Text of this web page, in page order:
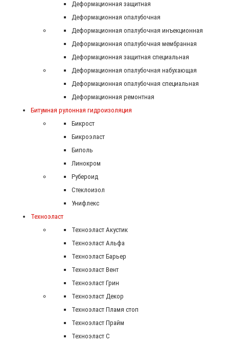
Деформационная защитная
Деформационная опалубочная
Деформационная опалубочная инъекционная
Деформационная опалубочная мембранная
Деформационная защитная специальная
Деформационная опалубочная набухающая
Деформационная опалубочная специальная
Деформационная ремонтная
Битумная рулонная гидроизоляция
Бикрост
Бикроэласт
Биполь
Линокром
Рубероид
Стеклоизол
Унифлекс
Техноэласт
Техноэласт Акустик
Техноэласт Альфа
Техноэласт Барьер
Техноэласт Вент
Техноэласт Грин
Техноэласт Декор
Техноэласт Пламя стоп
Техноэласт Прайм
Техноэласт С